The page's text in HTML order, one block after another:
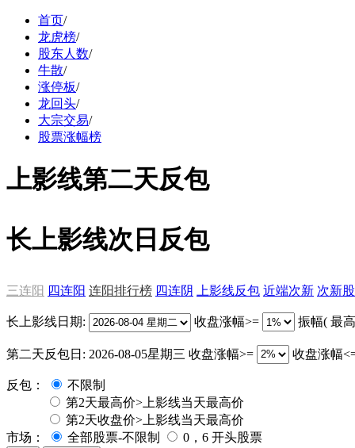
首页/
龙虎榜/
股东人数/
牛散/
涨停板/
龙回头/
大宗交易/
股票涨幅榜
上影线第二天反包
长上影线次日反包
三连阳 四连阳 连阳排行榜 四连阴 上影线反包 近端次新 次新股
长上影线日期: 收盘涨幅>= 振幅( 最
第二天反包日: 2026-08-05星期三 收盘涨幅>= 收盘涨幅
反包：
不限制
第2天最高价>上影线当天最高价
第2天收盘价>上影线当天最高价
市场：
全部股票-不限制 0，6 开头股票